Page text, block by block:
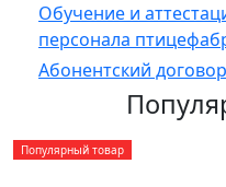
Обучение и
персонала
Абонентский договор
Популярный товар